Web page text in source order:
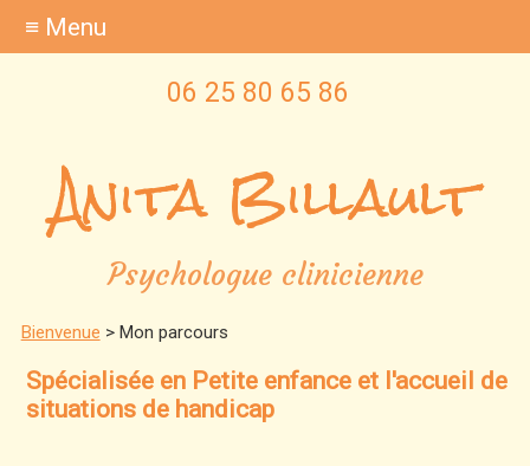
06 25 80 65 86
Anita Billault
Psychologue clinicienne
≡ Menu
Bienvenue > Mon parcours
Spécialisée en Petite enfance et l'accueil de
situations de handicap